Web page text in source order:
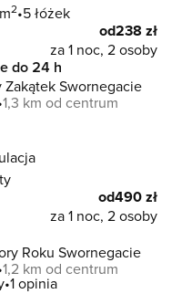
2 5 łóżek
od238 zł
za 1 noc, 2 osoby
do 24 h
Zakątek Swornegacie
1,3 km od centrum
od490 zł
za 1 noc, 2 osoby
Roku Swornegacie
1,2 km od centrum
1 opinia